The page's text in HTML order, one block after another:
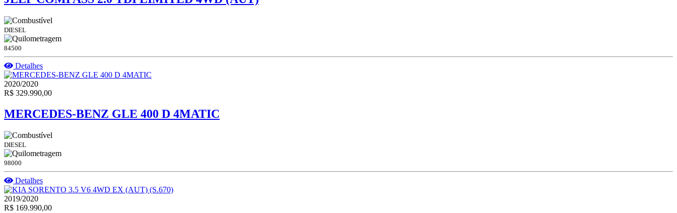
DIESEL
84500
Detalhes
2020/2020
R$ 329.990,00
MERCEDES-BENZ GLE 400 D 4MATIC
DIESEL
98000
Detalhes
2019/2020
R$ 169.990,00